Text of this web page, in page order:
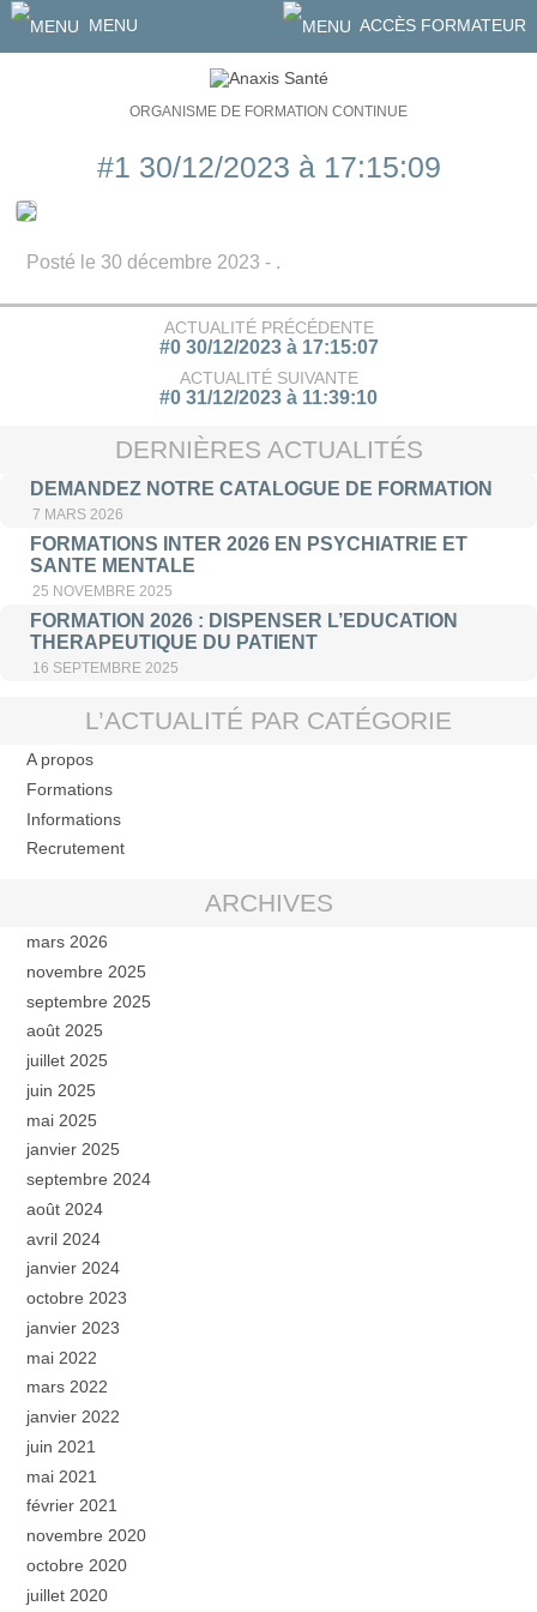
MENU ACCÈS FORMATEUR
ORGANISME DE FORMATION CONTINUE
#1 30/12/2023 à 17:15:09
Posté le 30 décembre 2023 - .
ACTUALITÉ PRÉCÉDENTE
#0 30/12/2023 à 17:15:07
ACTUALITÉ SUIVANTE
#0 31/12/2023 à 11:39:10
DERNIÈRES ACTUALITÉS
DEMANDEZ NOTRE CATALOGUE DE FORMATION
7 MARS 2026
FORMATIONS INTER 2026 EN PSYCHIATRIE ET
SANTE MENTALE
25 NOVEMBRE 2025
FORMATION 2026 : DISPENSER L’EDUCATION
THERAPEUTIQUE DU PATIENT
16 SEPTEMBRE 2025
L’ACTUALITÉ PAR CATÉGORIE
A propos
Formations
Informations
Recrutement
ARCHIVES
mars 2026
novembre 2025
septembre 2025
août 2025
juillet 2025
juin 2025
mai 2025
janvier 2025
septembre 2024
août 2024
avril 2024
janvier 2024
octobre 2023
janvier 2023
mai 2022
mars 2022
janvier 2022
juin 2021
mai 2021
février 2021
novembre 2020
octobre 2020
juillet 2020